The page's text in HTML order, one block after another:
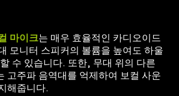
마이크는 매우 효율적인 카디오이드
모니터 스피커의 볼륨을 높여도 하울
수 있습니다. 또한, 무대 위의 다른
고주파 음역대를 억제하여 보컬 사운
해줍니다.